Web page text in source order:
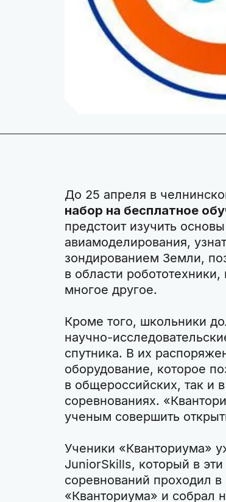
До 25 апреля в
набор на бесплатное
предстоит изучить
авиамоделирования,
зондированием Земли,
в области
многое другое.
Кроме того, школьники
научно-
спутника. В их
оборудование, которое
в общероссийских, так и
соревнованиях.
ученым совершить
Ученики «Кванториума»
JuniorSkills, который в
соревнований проходил
«Кванториума» и собрал